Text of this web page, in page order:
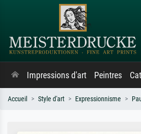
Impressions d'art Peintres
Accueil Style d'art Expressionnisme